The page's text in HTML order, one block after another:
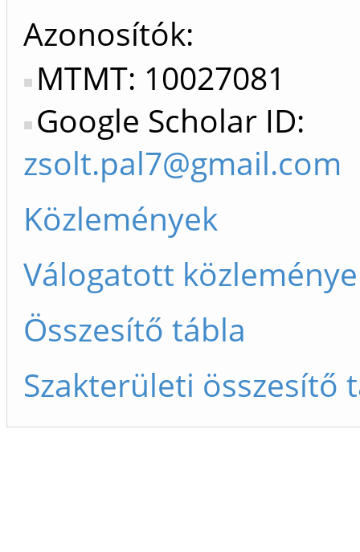
Azonosítók
MTMT: 10027081
Google Scholar ID:
zsolt.pal7@gmail.com
Közlemények
Válogatott
Összesítő tábla
Szakterületi összesítő